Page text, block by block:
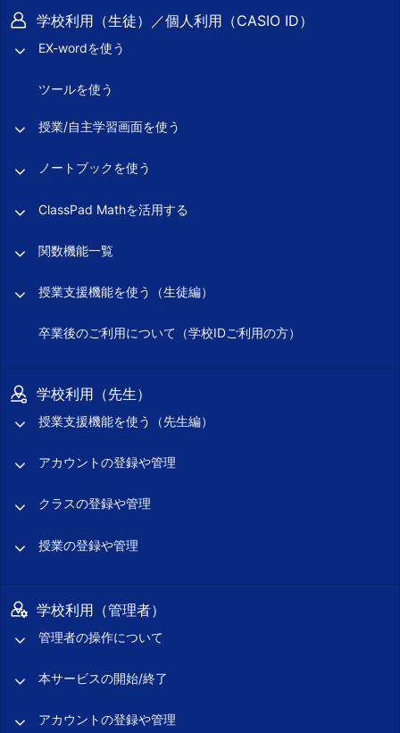
学校利用（生徒）／個人利用（CASIO ID）
EX-wordを使う
ツールを使う
授業/自主学習画面を使う
ノートブックを使う
ClassPad Mathを活用する
関数機能一覧
授業支援機能を使う（生徒編）
卒業後のご利用について（学校IDご利用の方）
学校利用（先生）
授業支援機能を使う（先生編）
アカウントの登録や管理
クラスの登録や管理
授業の登録や管理
学校利用（管理者）
管理者の操作について
本サービスの開始/終了
アカウントの登録や管理